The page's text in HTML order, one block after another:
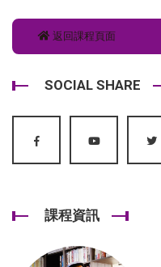
返回課程頁面
SOCIAL SHARE
課程資訊